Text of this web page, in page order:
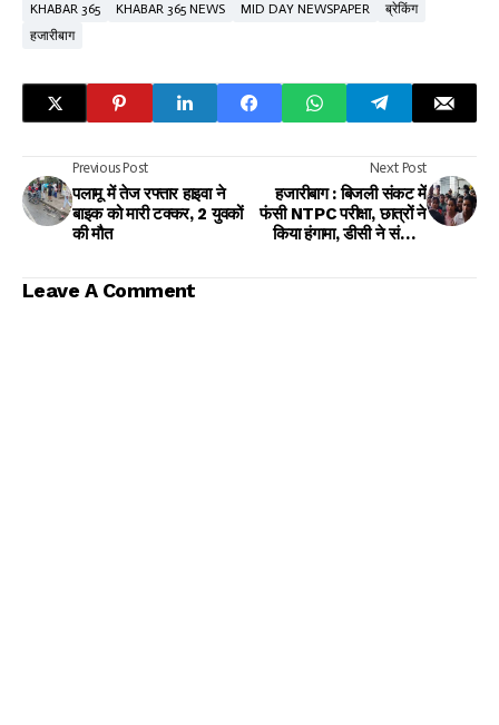
KHABAR 365
KHABAR 365 NEWS MID DAY NEWSPAPER
ब्रेकिंग
हजारीबाग
Previous Post
पलामू में तेज रफ्तार हाइवा ने
बाइक को मारी टक्कर, 2 युवकों
की मौत
Next Post
हजारीबाग : बिजली संकट में
फंसी NTPC परीक्षा, छात्रों ने
किया हंगामा, डीसी ने संभाली
Leave A Comment